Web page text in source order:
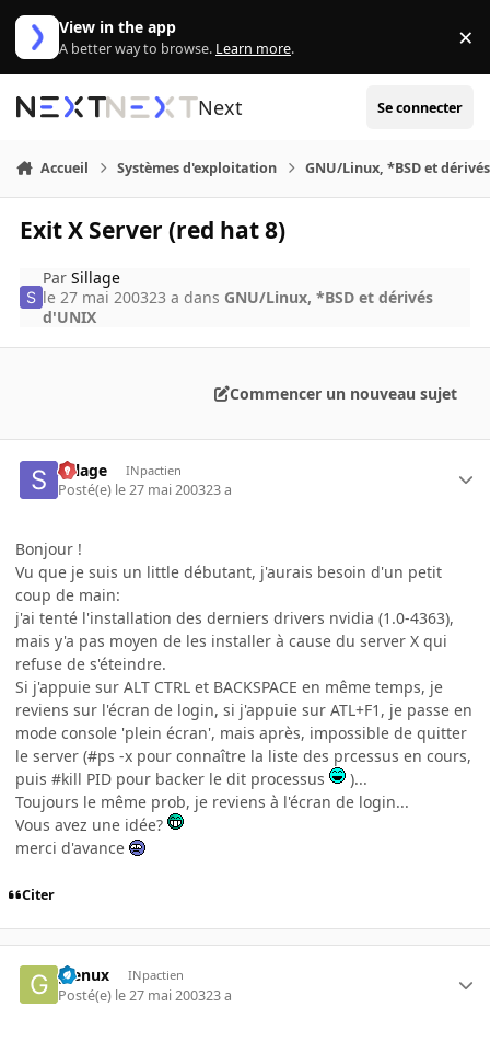
Aller au contenu
View in the app
A better way to browse. Learn more. ×
Next Se connecter
Accueil Systèmes d'exploitation GNU/Linux, *BSD et
Exit X Server (red hat 8)
ParSillage
le 27 mai 200323 a dans GNU/Linux, *BSD et dérivés
d'UNIX
Commencer un nouveau sujet
Sillage INpactien
Posté(e) le 27 mai 200323 a
Bonjour !
Vu que je suis un little débutant, j'aurais besoin d'un petit
coup de main:
j'ai tenté l'installation des derniers drivers nvidia (1.0-4363),
mais y'a pas moyen de les installer à cause du server X qui
refuse de s'éteindre.
Si j'appuie sur ALT CTRL et BACKSPACE en même temps, je
reviens sur l'écran de login, si j'appuie sur ATL+F1, je passe en
mode console 'plein écran', mais après, impossible de quitter
le server (#ps -x pour connaître la liste des prcessus en cours,
puis #kill PID pour backer le dit processus
)...
Toujours le même prob, je reviens à l'écran de login...
Vous avez une idée?
merci d'avance
Citer
glenux INpactien
Posté(e) le 27 mai 200323 a